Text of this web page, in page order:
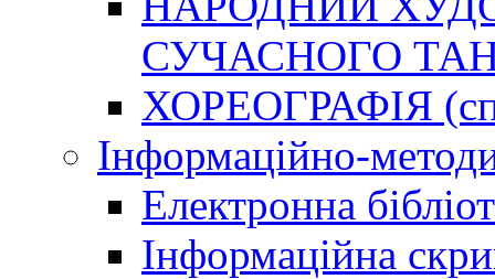
СУЧАСНОГО
ХОРЕОГРАФІЯ
Інформаційно-
Електронна
Інформаційна